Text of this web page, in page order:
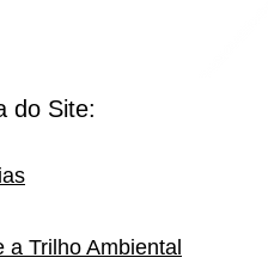
a Trilho Ambiental
do Site: